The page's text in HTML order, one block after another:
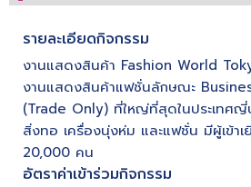
รายละเอียดกิจกรรม
งานแสดงสินค้า Fashion World
งานแสดงสินค้าแฟชั่นลักษณะ
(Trade Only) ที่ใหญ่ที่สุดในประเทศ
สิ่งทอ เครื่องนุ่งห่ม และแฟชั่น มีผู้เข้า
20,000 คน
อัตราค่าเข้าร่วมกิจกรรม